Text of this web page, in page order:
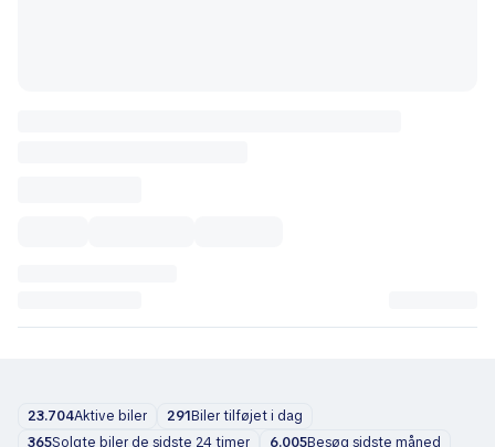
23.704Aktive biler 291Biler tilføjet i dag
365Solgte biler de sidste 24 timer 6.005Besøg sidste måned